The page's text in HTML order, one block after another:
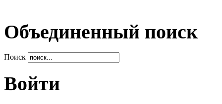
Объединенный поиск
Поиск
Войти